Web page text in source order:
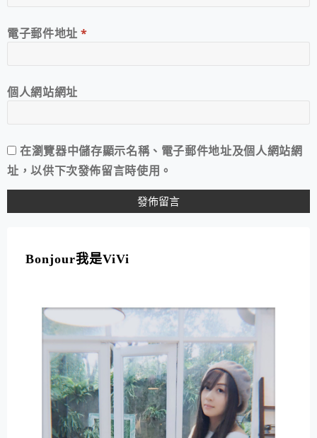
電子郵件地址*
個人網站網址
在瀏覽器中儲存顯示名稱、電子郵件地址及個人網站網
址，以供下次發佈留言時使用。
Bonjour我是ViVi